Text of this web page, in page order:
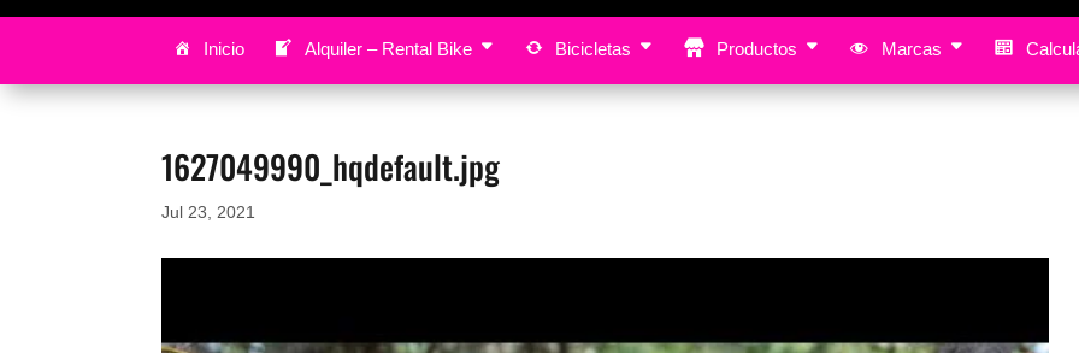
Inicio Alquiler – Rental Bike Bicicletas Productos Marcas
1627049990_hqdefault.jpg
Jul 23, 2021